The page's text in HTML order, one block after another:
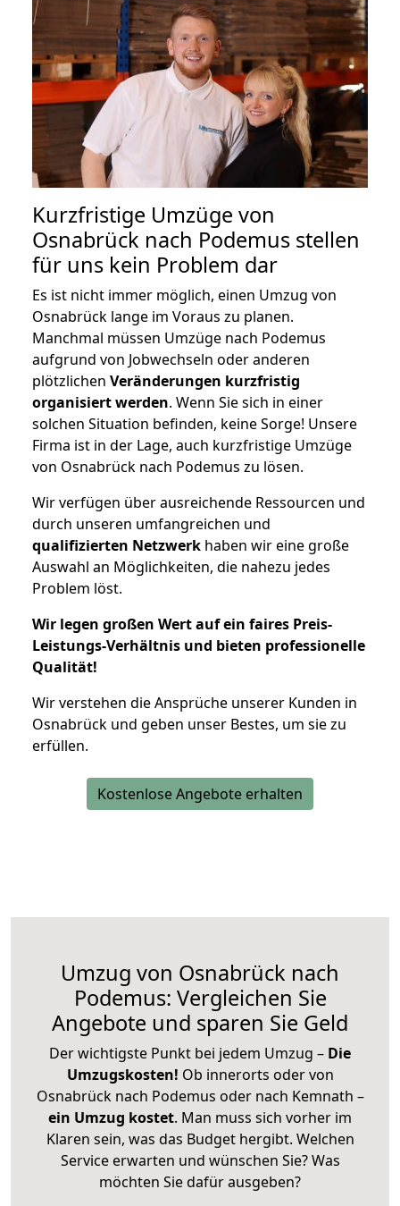
Kurzfristige Umzüge von
Osnabrück nach Podemus stellen
für uns kein Problem dar
Es ist nicht immer möglich, einen Umzug von
Osnabrück lange im Voraus zu planen.
Manchmal müssen Umzüge nach Podemus
aufgrund von Jobwechseln oder anderen
plötzlichen Veränderungen kurzfristig
organisiert werden. Wenn Sie sich in einer
solchen Situation befinden, keine Sorge! Unsere
Firma ist in der Lage, auch kurzfristige Umzüge
von Osnabrück nach Podemus zu lösen.
Wir verfügen über ausreichende Ressourcen und
durch unseren umfangreichen und
qualifizierten Netzwerk haben wir eine große
Auswahl an Möglichkeiten, die nahezu jedes
Problem löst.
Wir legen großen Wert auf ein faires Preis-
Leistungs-Verhältnis und bieten professionelle
Qualität!
Wir verstehen die Ansprüche unserer Kunden in
Osnabrück und geben unser Bestes, um sie zu
erfüllen.
Kostenlose Angebote erhalten
Umzug von Osnabrück nach
Podemus: Vergleichen Sie
Angebote und sparen Sie Geld
Der wichtigste Punkt bei jedem Umzug – Die
Umzugskosten! Ob innerorts oder von
Osnabrück nach Podemus oder nach Kemnath –
ein Umzug kostet. Man muss sich vorher im
Klaren sein, was das Budget hergibt. Welchen
Service erwarten und wünschen Sie? Was
möchten Sie dafür ausgeben?